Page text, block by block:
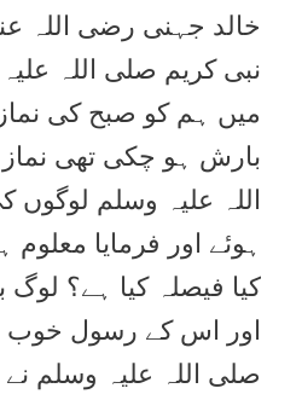
خالد جہنی رضی اللہ
نبی کریم صلی اللہ
میں ہم کو صبح کی
بارش ہو چکی تھی
اللہ علیہ وسلم
ہوئے اور فرمایا
کیا فیصلہ کیا ہے؟ لوگ
اور اس کے رسول خوب
صلی اللہ علیہ وسلم نے